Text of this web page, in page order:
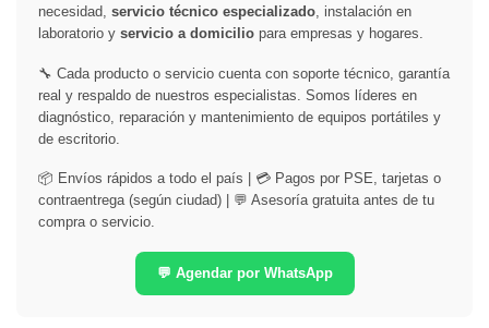
necesidad, servicio técnico especializado, instalación en
laboratorio y servicio a domicilio para empresas y hogares.
🔧 Cada producto o servicio cuenta con soporte técnico, garantía
real y respaldo de nuestros especialistas. Somos líderes en
diagnóstico, reparación y mantenimiento de equipos portátiles y
de escritorio.
📦 Envíos rápidos a todo el país | 💳 Pagos por PSE, tarjetas o
contraentrega (según ciudad) | 💬 Asesoría gratuita antes de tu
compra o servicio.
💬 Agendar por WhatsApp